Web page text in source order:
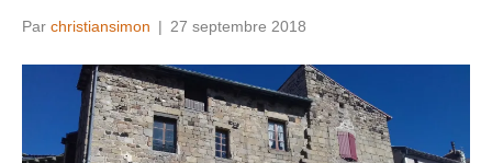
Par christiansimon | 27 septembre 2018